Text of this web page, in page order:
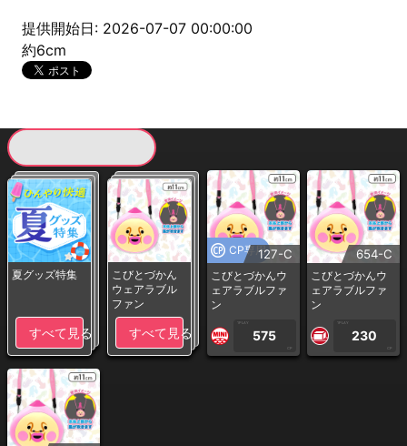
提供開始日: 2026-07-07 00:00:00
約6cm
夏グッズ特集
すべて見る
こびとづかん
ウェアラブル
ファン
すべて見る
CP専用127-C
こびとづかんウ
ェアラブルファ
ン
1PLAY
575
CP
654-C
こびとづかんウ
ェアラブルファ
ン
1PLAY
230
CP